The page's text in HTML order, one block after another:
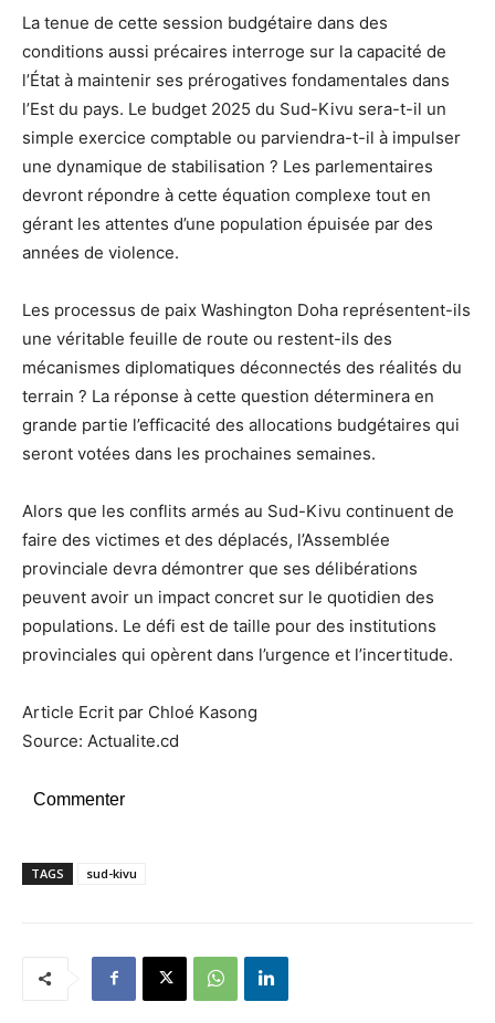
La tenue de cette session budgétaire dans des
conditions aussi précaires interroge sur la capacité de
l’État à maintenir ses prérogatives fondamentales dans
l’Est du pays. Le budget 2025 du Sud-Kivu sera-t-il un
simple exercice comptable ou parviendra-t-il à impulser
une dynamique de stabilisation ? Les parlementaires
devront répondre à cette équation complexe tout en
gérant les attentes d’une population épuisée par des
années de violence.
Les processus de paix Washington Doha représentent-ils
une véritable feuille de route ou restent-ils des
mécanismes diplomatiques déconnectés des réalités du
terrain ? La réponse à cette question déterminera en
grande partie l’efficacité des allocations budgétaires qui
seront votées dans les prochaines semaines.
Alors que les conflits armés au Sud-Kivu continuent de
faire des victimes et des déplacés, l’Assemblée
provinciale devra démontrer que ses délibérations
peuvent avoir un impact concret sur le quotidien des
populations. Le défi est de taille pour des institutions
provinciales qui opèrent dans l’urgence et l’incertitude.
Article Ecrit par Chloé Kasong
Source: Actualite.cd
Commenter
TAGS sud-kivu